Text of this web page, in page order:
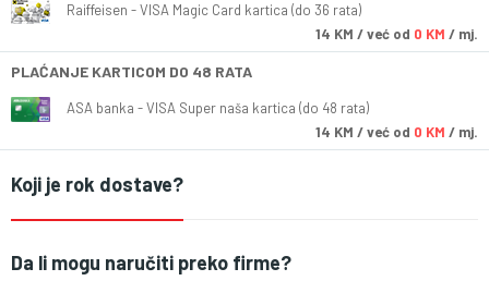
Raiffeisen - VISA Magic Card kartica (do 36 rata)
14 KM / već od 0 KM / mj.
PLAĆANJE KARTICOM DO 48 RATA
ASA banka - VISA Super naša kartica (do 48 rata)
14 KM / već od 0 KM / mj.
Koji je rok dostave?
Da li mogu naručiti preko firme?